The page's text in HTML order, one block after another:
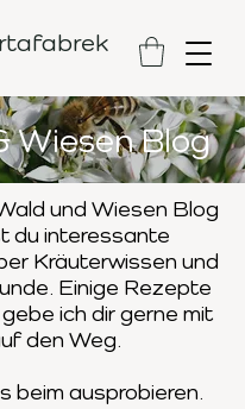
Wiesen Blog
und Wiesen Blog
du interessante
Kräuterwissen und
Einige Rezepte
gebe ich dir gerne mit
den Weg.
beim ausprobieren.